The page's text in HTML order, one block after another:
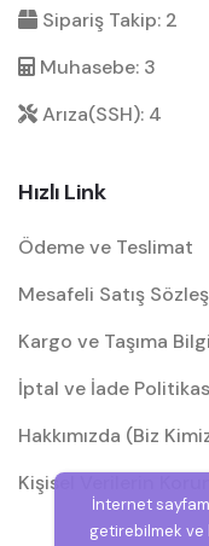
Sipariş Takip: 2
Muhasebe: 3
Arıza(SSH): 4
Hızlı Link
Ödeme ve Teslimat
Mesafeli Satış
Kargo ve Taşıma
İptal ve İade
Hakkımızda (Biz
Kişisel Verilerin
İnternet
getirebilmek ve